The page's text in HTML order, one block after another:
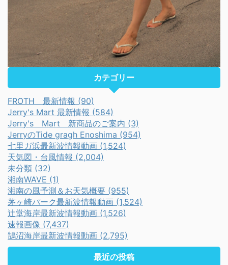
カテゴリー
FROTH 最新情報 (90)
Jerry's Mart 最新情報 (584)
Jerry's Mart 新商品のご案内 (3)
JerryのTide gragh Enoshima (954)
七里ガ浜最新波情報動画 (1,524)
天気図・台風情報 (2,004)
未分類 (32)
湘南WAVE (1)
湘南の風予測＆お天気概要 (955)
茅ヶ崎パーク最新波情報動画 (1,524)
辻堂海岸最新波情報動画 (1,526)
速報画像 (7,437)
鵠沼海岸最新波情報動画 (2,795)
最近の投稿